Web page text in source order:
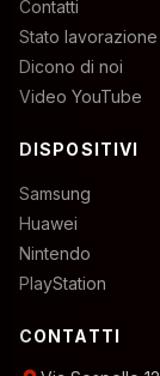
Contatti
Stato lavorazione
Dicono di noi
Video YouTube
DISPOSITIVI
Samsung
Huawei
Nintendo
PlayStation
CONTATTI